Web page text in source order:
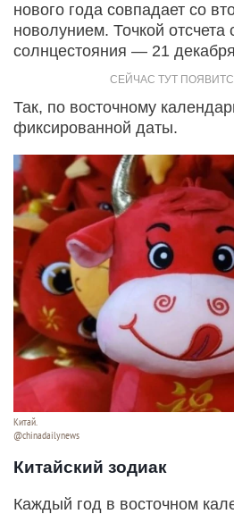
нового года совпадает со
новолунием. Точкой отсчета
солнцестояния — 21
Так, по восточному
фиксированной даты.
Китай.
@chinadailynews
Китайский зодиак
Каждый год в восточном